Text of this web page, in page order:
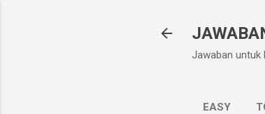
Jawaban untuk
EASY